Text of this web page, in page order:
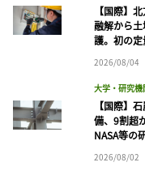
【国際】
融解から
護。初の定
2026/08/04
大学・研究機
【国際】
備、9割超
NASA等の
2026/08/02